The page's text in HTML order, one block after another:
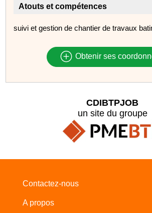
Atouts et compétences
suivi et gestion de chantier de travaux
Obtenir ses
CDIBTPJOB
un site du groupe
Contactez-nous
A propos